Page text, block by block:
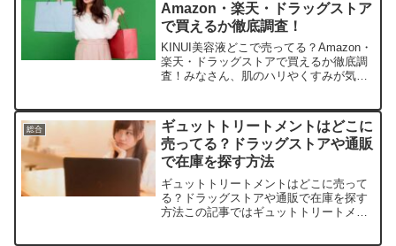
Amazon・楽天・ドラッグストア
で買えるか徹底調査！
KINUI美容液どこで売ってる？Amazon・
楽天・ドラッグストアで買えるか徹底調
査！みなさん、肌のハリやくすみが気に
ゃいました。この記事ではKINUI美容液
を売って...
総合
ギュットトリートメントはどこに
売ってる？ドラッグストアや通販
で在庫を探す方法
ギュットトリートメントはどこに売って
る？ドラッグストアや通販で在庫を探す
方法この記事ではギュットトリートメン